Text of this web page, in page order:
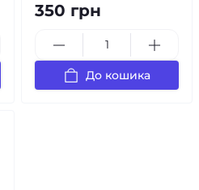
350 грн
До кошика